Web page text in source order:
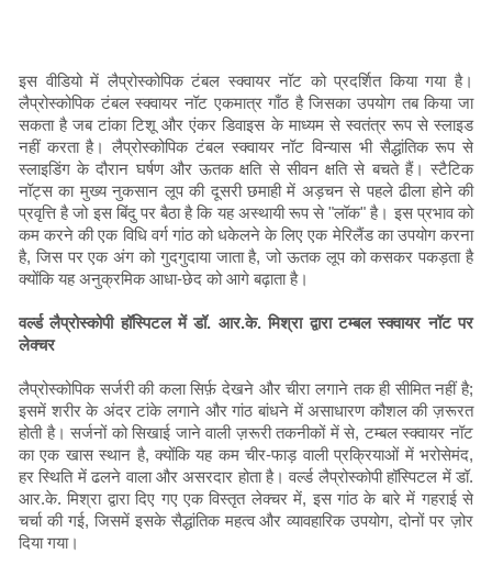
इस वीडियो में लैप्रोस्कोपिक टंबल स्क्वायर नॉट को प्रदर्शित किया गया है।
लैप्रोस्कोपिक टंबल स्क्वायर नॉट एकमात्र गाँठ है जिसका उपयोग तब किया जा
सकता है जब टांका टिशू और एंकर डिवाइस के माध्यम से स्वतंत्र रूप से स्लाइड
नहीं करता है। लैप्रोस्कोपिक टंबल स्क्वायर नॉट विन्यास भी सैद्धांतिक रूप से
स्लाइडिंग के दौरान घर्षण और ऊतक क्षति से सीवन क्षति से बचते हैं। स्टैटिक
नॉट्स का मुख्य नुकसान लूप की दूसरी छमाही में अड़चन से पहले ढीला होने की
प्रवृत्ति है जो इस बिंदु पर बैठा है कि यह अस्थायी रूप से "लॉक" है। इस प्रभाव को
कम करने की एक विधि वर्ग गांठ को धकेलने के लिए एक मेरिलैंड का उपयोग करना
है, जिस पर एक अंग को गुदगुदाया जाता है, जो ऊतक लूप को कसकर पकड़ता है
क्योंकि यह अनुक्रमिक आधा-छेद को आगे बढ़ाता है।
वर्ल्ड लैप्रोस्कोपी हॉस्पिटल में डॉ. आर.के. मिश्रा द्वारा टम्बल स्क्वायर नॉट पर
लेक्चर
लैप्रोस्कोपिक सर्जरी की कला सिर्फ़ देखने और चीरा लगाने तक ही सीमित नहीं है;
इसमें शरीर के अंदर टांके लगाने और गांठ बांधने में असाधारण कौशल की ज़रूरत
होती है। सर्जनों को सिखाई जाने वाली ज़रूरी तकनीकों में से, टम्बल स्क्वायर नॉट
का एक खास स्थान है, क्योंकि यह कम चीर-फाड़ वाली प्रक्रियाओं में भरोसेमंद,
हर स्थिति में ढलने वाला और असरदार होता है। वर्ल्ड लैप्रोस्कोपी हॉस्पिटल में डॉ.
आर.के. मिश्रा द्वारा दिए गए एक विस्तृत लेक्चर में, इस गांठ के बारे में गहराई से
चर्चा की गई, जिसमें इसके सैद्धांतिक महत्व और व्यावहारिक उपयोग, दोनों पर ज़ोर
दिया गया।